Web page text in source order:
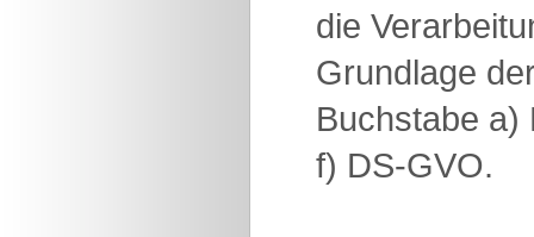
die
Grundlage
Buchstabe a)
f) DS-GVO.